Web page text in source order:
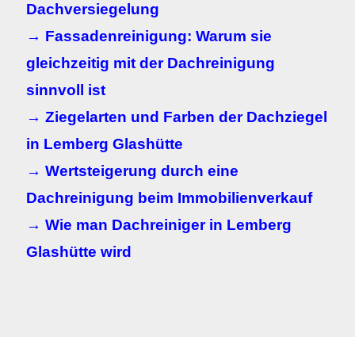
Dachversiegelung
→ Fassadenreinigung: Warum sie
gleichzeitig mit der Dachreinigung
sinnvoll ist
→ Ziegelarten und Farben der Dachziegel
in Lemberg Glashütte
→ Wertsteigerung durch eine
Dachreinigung beim Immobilienverkauf
→ Wie man Dachreiniger in Lemberg
Glashütte wird